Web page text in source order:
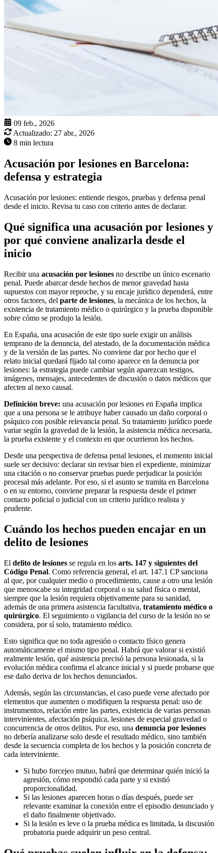
09 feb., 2026
Actualizado: 27 abr., 2026
8 min lectura
Acusación por lesiones en Barcelona:
defensa y estrategia
Acusación por lesiones: entiende riesgos, pruebas y defensa penal
desde el inicio. Revisa tu caso con criterio antes de declarar.
Qué significa una acusación por lesiones y
por qué conviene analizarla desde el
inicio
Recibir una acusación por lesiones no describe un único escenario
penal. Puede abarcar desde hechos de menor gravedad hasta
supuestos con mayor reproche, y su encaje jurídico dependerá, entre
otros factores, del parte de lesiones, la mecánica de los hechos, la
existencia de tratamiento médico o quirúrgico y la prueba disponible
sobre cómo se produjo la lesión.
En España, una acusación de este tipo suele exigir un análisis
temprano de la denuncia, del atestado, de la documentación médica
y de la versión de las partes. No conviene dar por hecho que el
relato inicial quedará fijado tal como aparece en la denuncia por
lesiones: la estrategia puede cambiar según aparezcan testigos,
imágenes, mensajes, antecedentes de discusión o datos médicos que
afecten al nexo causal.
Definición breve: una acusación por lesiones en España implica
que a una persona se le atribuye haber causado un daño corporal o
psíquico con posible relevancia penal. Su tratamiento jurídico puede
variar según la gravedad de la lesión, la asistencia médica necesaria,
la prueba existente y el contexto en que ocurrieron los hechos.
Desde una perspectiva de defensa penal lesiones, el momento inicial
suele ser decisivo: declarar sin revisar bien el expediente, minimizar
una citación o no conservar pruebas puede perjudicar la posición
procesal más adelante. Por eso, si el asunto se tramita en Barcelona
o en su entorno, conviene preparar la respuesta desde el primer
contacto policial o judicial con un criterio jurídico realista y
prudente.
Cuándo los hechos pueden encajar en un
delito de lesiones
El delito de lesiones se regula en los arts. 147 y siguientes del
Código Penal. Como referencia general, el art. 147.1 CP sanciona
al que, por cualquier medio o procedimiento, cause a otro una lesión
que menoscabe su integridad corporal o su salud física o mental,
siempre que la lesión requiera objetivamente para su sanidad,
además de una primera asistencia facultativa, tratamiento médico o
quirúrgico. El seguimiento o vigilancia del curso de la lesión no se
considera, por sí solo, tratamiento médico.
Esto significa que no toda agresión o contacto físico genera
automáticamente el mismo tipo penal. Habrá que valorar si existió
realmente lesión, qué asistencia precisó la persona lesionada, si la
evolución médica confirma el alcance inicial y si puede probarse que
ese daño deriva de los hechos denunciados.
Además, según las circunstancias, el caso puede verse afectado por
elementos que aumenten o modifiquen la respuesta penal: uso de
instrumentos, relación entre las partes, existencia de varias personas
intervinientes, afectación psíquica, lesiones de especial gravedad o
concurrencia de otros delitos. Por eso, una denuncia por lesiones
no debería analizarse solo desde el resultado médico, sino también
desde la secuencia completa de los hechos y la posición concreta de
cada interviniente.
Si hubo forcejeo mutuo, habrá que determinar quién inició la
agresión, cómo respondió cada parte y si existió
proporcionalidad.
Si las lesiones aparecen horas o días después, puede ser
relevante examinar la conexión entre el episodio denunciado y
el daño finalmente objetivado.
Si la lesión es leve o la prueba médica es limitada, la discusión
probatoria puede adquirir un peso central.